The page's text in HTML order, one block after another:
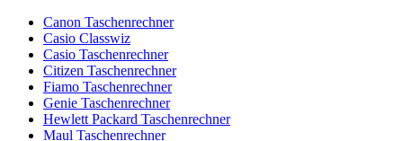
Canon Taschenrechner
Casio Classwiz
Casio Taschenrechner
Citizen Taschenrechner
Fiamo Taschenrechner
Genie Taschenrechner
Hewlett Packard Taschenrechner
Maul Taschenrechner